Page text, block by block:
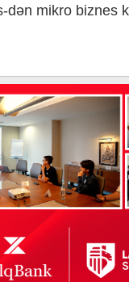
dən mikro biznes